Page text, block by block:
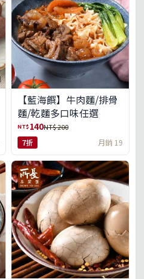
【藍海饌】牛肉麵/排骨
麵/乾麵多口味任選
NT$ 140NT$ 200
7折 月銷 19